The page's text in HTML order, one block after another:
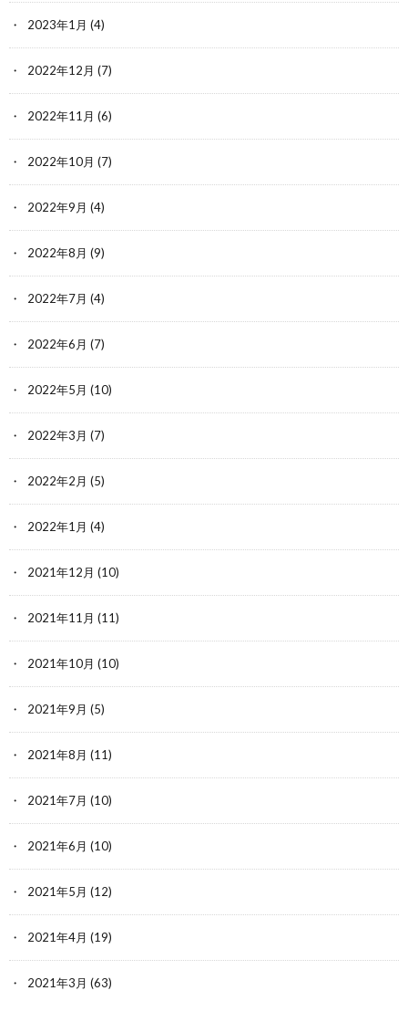
2023年1月 (4)
2022年12月 (7)
2022年11月 (6)
2022年10月 (7)
2022年9月 (4)
2022年8月 (9)
2022年7月 (4)
2022年6月 (7)
2022年5月 (10)
2022年3月 (7)
2022年2月 (5)
2022年1月 (4)
2021年12月 (10)
2021年11月 (11)
2021年10月 (10)
2021年9月 (5)
2021年8月 (11)
2021年7月 (10)
2021年6月 (10)
2021年5月 (12)
2021年4月 (19)
2021年3月 (63)